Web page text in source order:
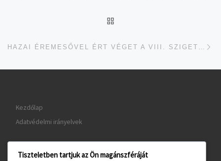
Kezdőlap
Adatvédelmi irányelvek
Tiszteletben tartjuk az Ön magánszféráját